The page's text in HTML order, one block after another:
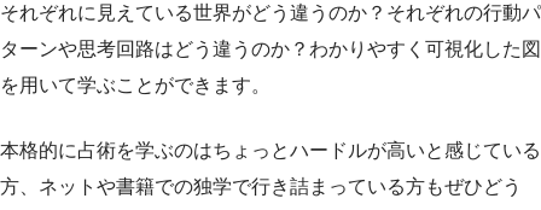
それぞれに見えている世界がどう違うのか？それぞれの行動パ
ターンや思考回路はどう違うのか？わかりやすく可視化した図
を用いて学ぶことができます。
本格的に占術を学ぶのはちょっとハードルが高いと感じている
方、ネットや書籍での独学で行き詰まっている方もぜひどう